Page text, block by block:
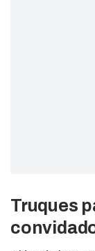
Truques